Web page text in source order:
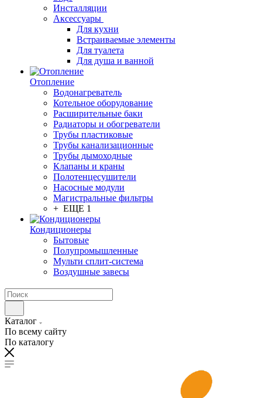
Инсталляции
Аксессуары
Для кухни
Встраиваемые элементы
Для туалета
Для душа и ванной
Отопление
Водонагреватель
Котельное оборудование
Расширительные баки
Радиаторы и обогреватели
Трубы пластиковые
Трубы канализационные
Трубы дымоходные
Клапаны и краны
Полотенцесушители
Насосные модули
Магистральные фильтры
+ ЕЩЕ 1
Кондиционеры
Бытовые
Полупромышленные
Мульти сплит-система
Воздушные завесы
Каталог
По всему сайту
По каталогу